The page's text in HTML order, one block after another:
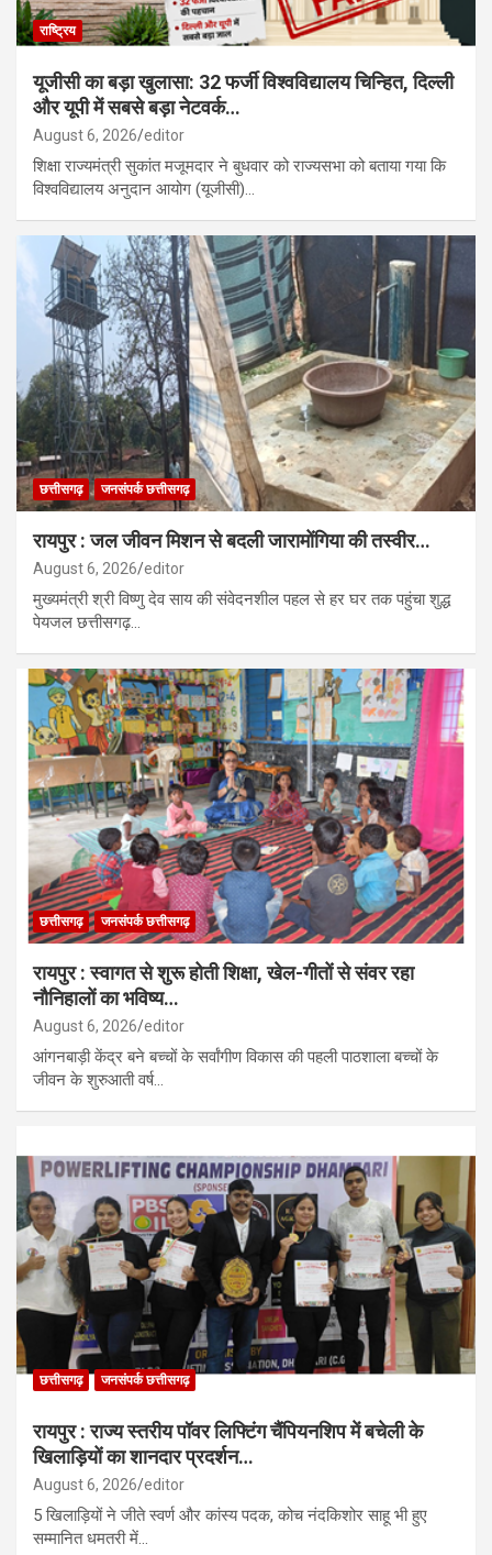
राष्ट्रिय
यूजीसी का बड़ा खुलासा: 32 फर्जी विश्वविद्यालय चिन्हित, दिल्ली
और यूपी में सबसे बड़ा नेटवर्क…
August 6, 2026 editor
शिक्षा राज्यमंत्री सुकांत मजूमदार ने बुधवार को राज्यसभा को बताया गया कि
विश्वविद्यालय अनुदान आयोग (यूजीसी)…
छत्तीसगढ़ जनसंपर्क छत्तीसगढ़
रायपुर : जल जीवन मिशन से बदली जारामोंगिया की तस्वीर…
August 6, 2026 editor
मुख्यमंत्री श्री विष्णु देव साय की संवेदनशील पहल से हर घर तक पहुंचा शुद्ध
पेयजल छत्तीसगढ़…
छत्तीसगढ़ जनसंपर्क छत्तीसगढ़
रायपुर : स्वागत से शुरू होती शिक्षा, खेल-गीतों से संवर रहा
नौनिहालों का भविष्य…
August 6, 2026 editor
आंगनबाड़ी केंद्र बने बच्चों के सर्वांगीण विकास की पहली पाठशाला बच्चों के
जीवन के शुरुआती वर्ष…
छत्तीसगढ़ जनसंपर्क छत्तीसगढ़
रायपुर : राज्य स्तरीय पॉवर लिफ्टिंग चैंपियनशिप में बचेली के
खिलाड़ियों का शानदार प्रदर्शन…
August 6, 2026 editor
5 खिलाड़ियों ने जीते स्वर्ण और कांस्य पदक, कोच नंदकिशोर साहू भी हुए
सम्मानित धमतरी में…